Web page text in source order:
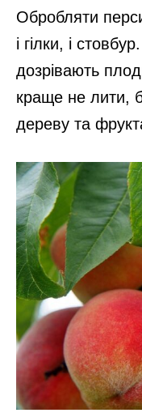
Обробляти
і гілки, і
дозрівають
краще не лити,
дереву та